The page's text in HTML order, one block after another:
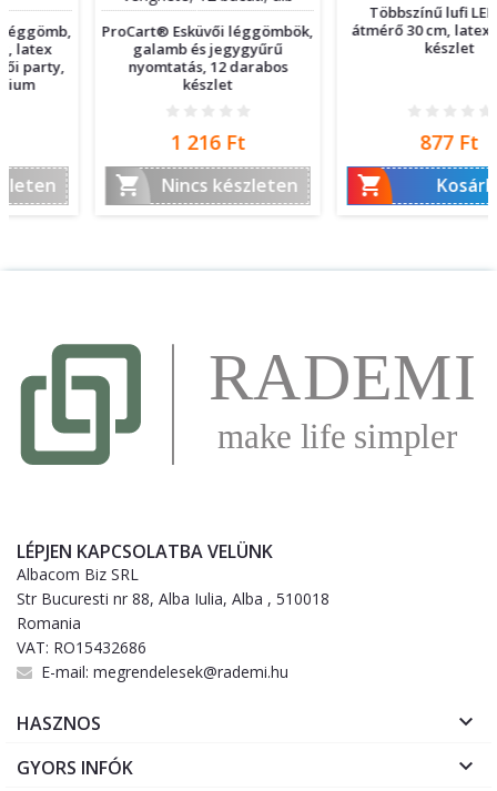
ProCart® Esküvői léggömbök,
galamb és jegygyűrű
nyomtatás, 12 darabos

Nincs készleten
Többszínű lufi LED-del,
átmérő 30 cm, latex, 5 db-os

Kosárba
LÉPJEN KAPCSOLATBA VELÜNK
Albacom Biz SRL
Str Bucuresti nr 88, Alba Iulia, Alba , 510018
Romania
VAT: RO15432686
E-mail: megrendelesek@rademi.hu
HASZNOS 
GYORS INFÓK 